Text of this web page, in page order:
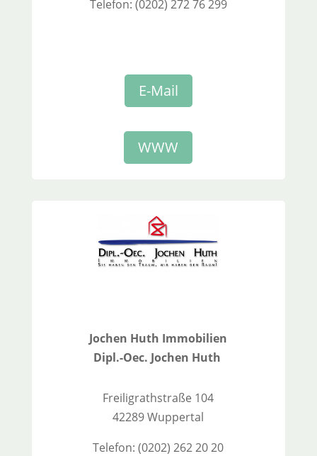
Telefon: (0202) 272 76 299
E-Mail
WWW
Jochen Huth Immobilien
Dipl.-Oec. Jochen Huth
Freiligrathstraße 104
42289 Wuppertal
Telefon: (0202) 262 20 20